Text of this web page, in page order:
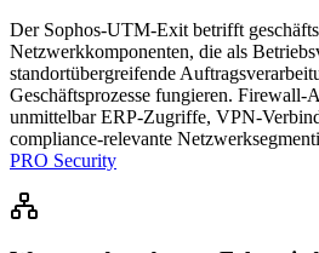
Der Sophos-UTM-Exit betrifft
Netzwerkkomponenten, die als
standortübergreifende
Geschäftsprozesse fungieren. Firewall-
unmittelbar ERP-Zugriffe, VPN-
compliance-relevante
PRO Security